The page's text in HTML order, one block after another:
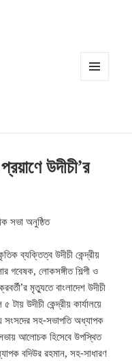
উদীচী’র
সভা অনুষ্ঠিত
ব্যক্তিত্ব উদীচী কেন্দ্রীয়
গবেষক, লোকসঙ্গীত শিল্পী ও
মৃত্যুতে বাংলাদেশ উদীচী
উদীচী কেন্দ্রীয় কার্যালয়ে
সহ-সভাপতি অধ্যাপক
আলোচক হিসেবে উপস্থিত
বদিউর রহমান, সহ-সাধারণ